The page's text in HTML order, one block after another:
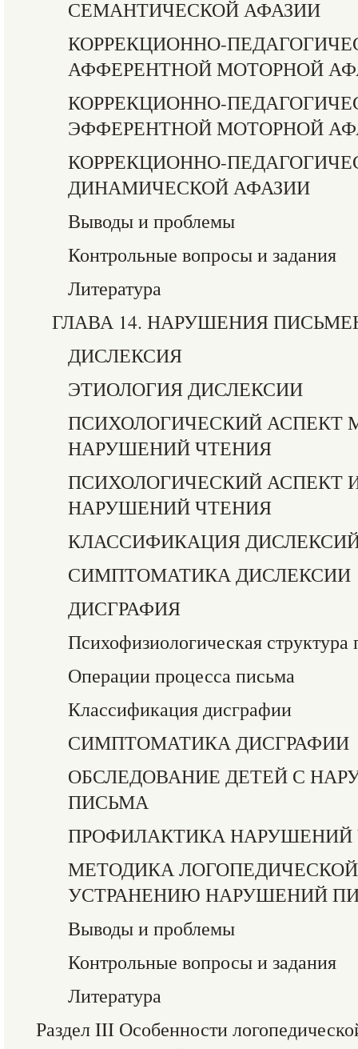
СЕМАНТИЧЕСКОЙ АФАЗИИ
КОРРЕКЦИОННО-
АФФЕРЕНТНОЙ МОТОРНОЙ
КОРРЕКЦИОННО-
ЭФФЕРЕНТНОЙ МОТОРНОЙ
КОРРЕКЦИОННО-
ДИНАМИЧЕСКОЙ АФАЗИИ
Выводы и проблемы
Контрольные вопросы и задания
Литература
ГЛАВА 14. НАРУШЕНИЯ
ДИСЛЕКСИЯ
ЭТИОЛОГИЯ ДИСЛЕКСИИ
ПСИХОЛОГИЧЕСКИЙ АСПЕКТ
НАРУШЕНИЙ ЧТЕНИЯ
ПСИХОЛОГИЧЕСКИЙ АСПЕКТ
НАРУШЕНИЙ ЧТЕНИЯ
КЛАССИФИКАЦИЯ
СИМПТОМАТИКА ДИСЛЕКСИИ
ДИСГРАФИЯ
Психофизиологическая структура
Операции процесса письма
Классификация дисграфии
СИМПТОМАТИКА ДИСГРАФИИ
ОБСЛЕДОВАНИЕ ДЕТЕЙ С
ПИСЬМА
ПРОФИЛАКТИКА НАРУШЕНИЙ
МЕТОДИКА
УСТРАНЕНИЮ НАРУШЕНИЙ
Выводы и проблемы
Контрольные вопросы и задания
Литература
Раздел III Особенности